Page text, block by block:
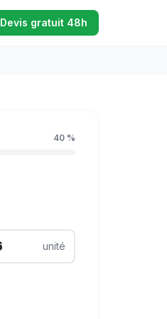
Devis gratuit 48h
40 %
unité